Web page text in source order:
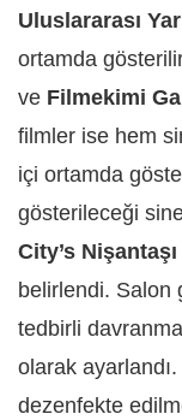
Uluslararası
ortamda
ve Filmekimi
filmler ise hem
içi ortamda
gösterileceği
City’s Nişantaşı
belirlendi. Salon
tedbirli
olarak
dezenfekte